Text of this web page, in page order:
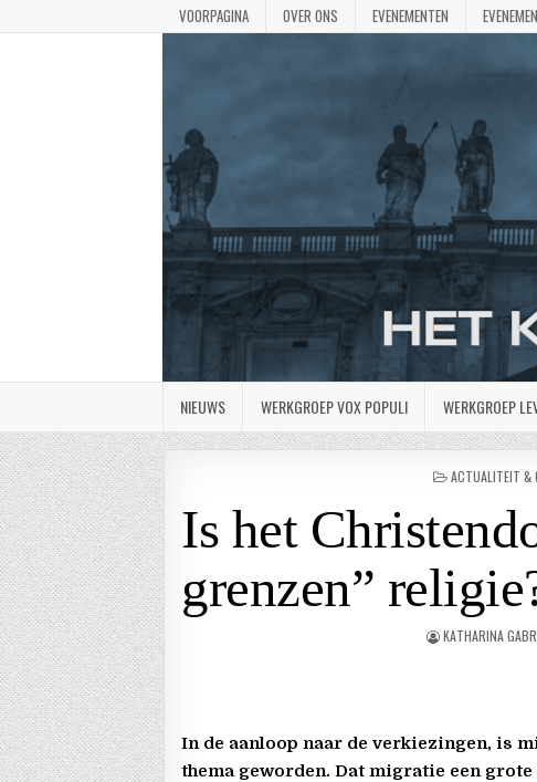
VOORPAGINA OVER ONS EVENEMENTEN
NIEUWS WERKGROEP VOX POPULI WERKGROEP
GEPLAATST
ACTUALITEIT &
Is het
grenzen”
KATHARINA
In de aanloop naar de verkiezingen, is
thema geworden. Dat migratie een